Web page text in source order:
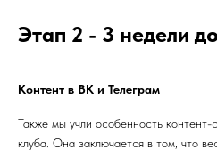
Этап 2 - 3 недели
Контент в ВК и Телеграм
Также мы учли особенность контент-
клуба. Она заключается в том, что